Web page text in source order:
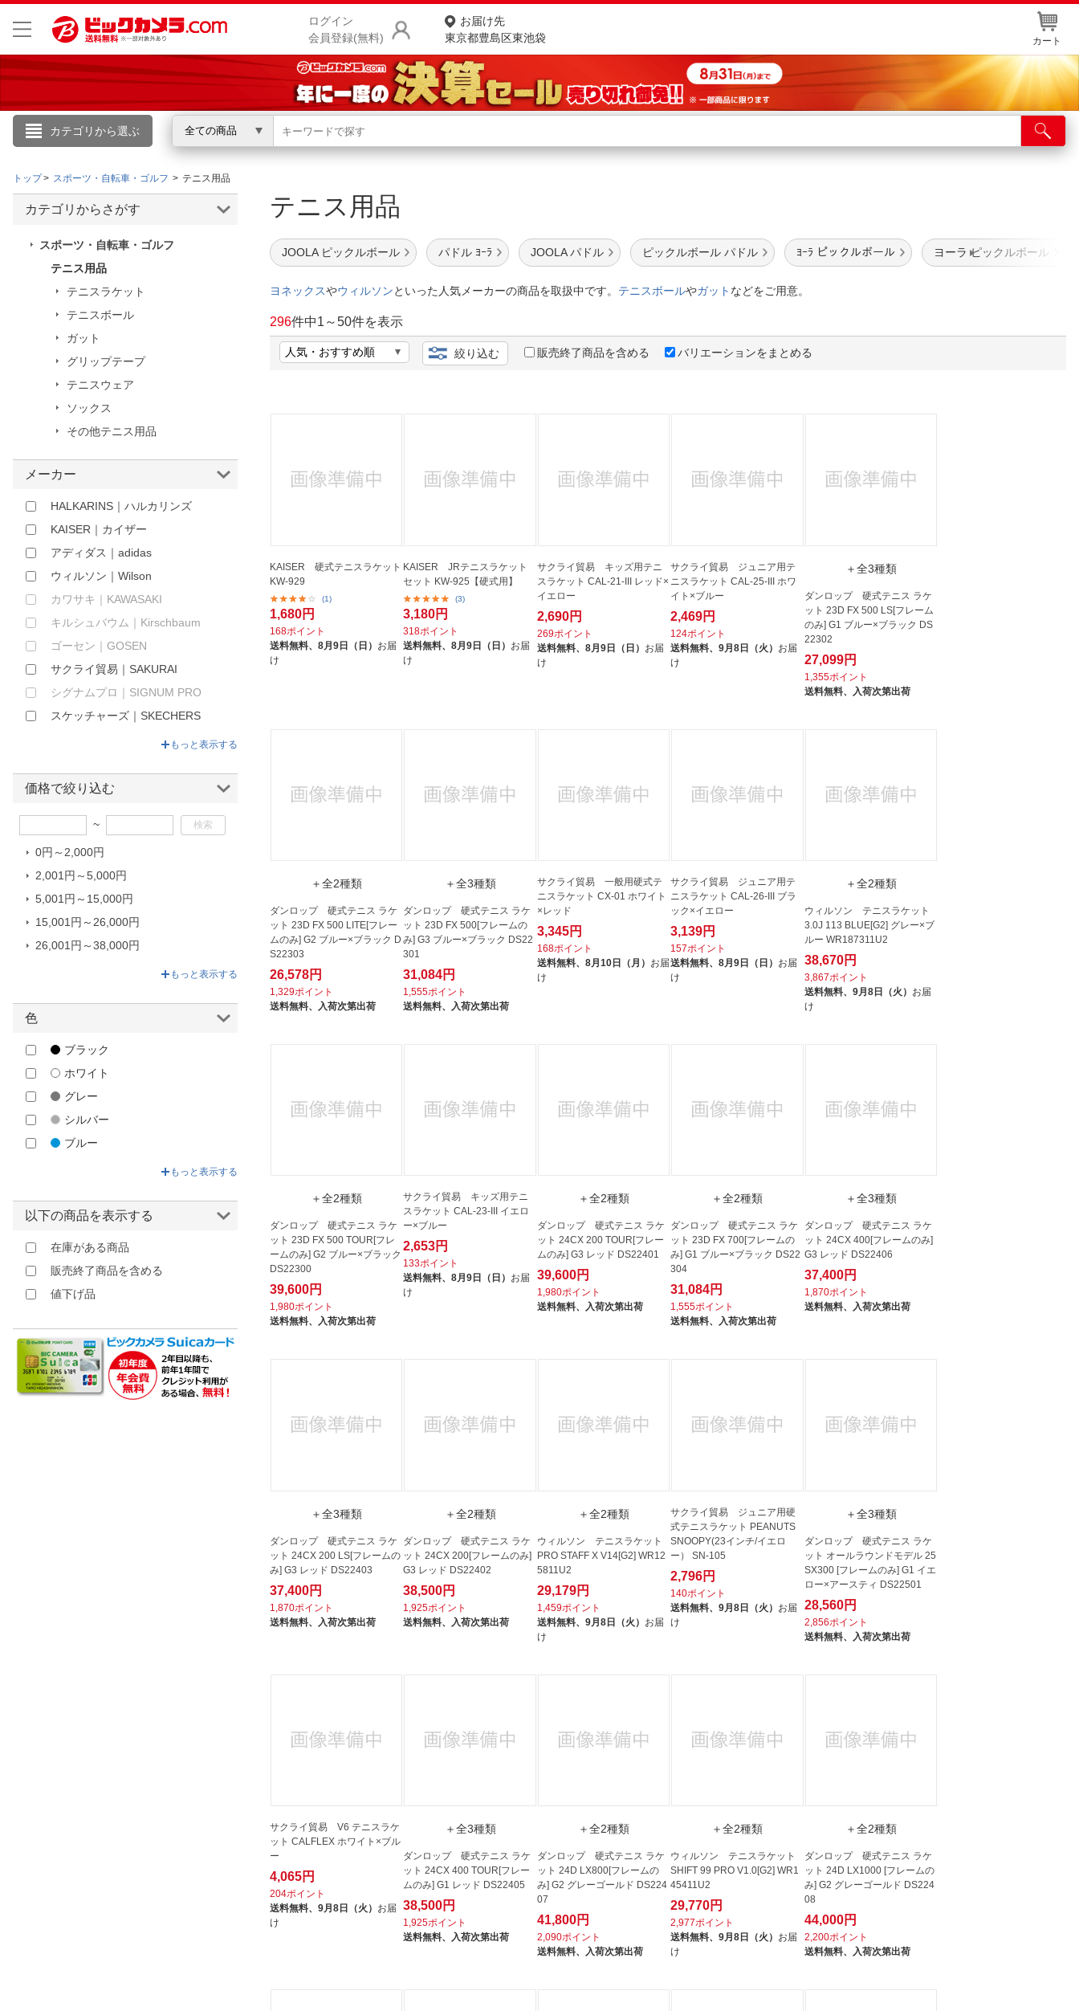
ログイン
会員登録(無料)
お届け先
東京都豊島区東池袋
カート
カテゴリから選ぶ 全ての商品
こんにちは
ログイン
会員メニュー
お買いもの履歴
ほしいもの
お客様サポート
ご利用ガイド
よくある質問・お問合せ
店舗情報・店舗一覧
法人窓口
English / 中文
トップ スポーツ・自転車・ゴルフ テニス用品
テニス用品
JOOLA ピックルボール パドル ﾖｰﾗ JOOLA パドル ピックルボール パドル ﾖｰﾗ ピックルボール ヨーラ ピックルボール
ヨネックスやウィルソンといった人気メーカーの商品を取扱中です。 テニスボールやガット などをご用意。
296件中1 ～50件を表示
絞り込む 販売終了商品を含める バリエーションをまとめる
KAISER 硬式テニスラケット
KW-929
(1)
1,680円
168ポイント
送料無料、 8月9日（日） お届
け
KAISER JRテニスラケット
セット KW-925【硬式用】
(3)
3,180円
318ポイント
送料無料、8月9日（日） お届
け
サクライ貿易 キッズ用テニ
スラケット CAL-21-III レッド×
イエロー
2,690円
269ポイント
送料無料、 8月9日（日） お届
け
サクライ貿易 ジュニア用テ
ニスラケット CAL-25-III ホワ
イト×ブルー
2,469円
124ポイント
送料無料、9月8日（火） お届
け
＋全3種類
ダンロップ 硬式テニス ラケ
ット 23D FX 500 LS[フレーム
のみ] G1 ブルー×ブラック DS
22302
27,099円
1,355ポイント
送料無料、
入荷次第出荷
＋全2種類
ダンロップ 硬式テニス ラケ
ット 23D FX 500 LITE[フレー
ムのみ] G2 ブルー×ブラック D
S22303
26,578円
1,329ポイント
送料無料、 入荷次第出荷
＋全3種類
ダンロップ 硬式テニス ラケ
ット 23D FX 500[フレームの
み] G3 ブルー×ブラック DS22
301
31,084円
1,555ポイント
送料無料、 入荷次第出荷
サクライ貿易 一般用硬式テ
ニスラケット CX-01 ホワイト
×レッド
3,345円
168ポイント
送料無料、 8月10日（月） お届
け
サクライ貿易 ジュニア用テ
ニスラケット CAL-26-III ブラ
ック×イエロー
3,139円
157ポイント
送料無料、8月9日（日） お届
け
＋全2種類
ウィルソン テニスラケット
3.0J 113 BLUE[G2] グレー×ブ
ルー WR187311U2
38,670円
3,867ポイント
送料無料、 9月8日（火） お届
け
＋全2種類
ダンロップ 硬式テニス ラケ
ット 23D FX 500 TOUR[フレ
ームのみ] G2 ブルー×ブラック
DS22300
39,600円
1,980ポイント
送料無料、 入荷次第出荷
サクライ貿易 キッズ用テニ
スラケット CAL-23-III イエロ
ー×ブルー
2,653円
133ポイント
送料無料、8月9日（日） お届
け
＋全2種類
ダンロップ 硬式テニス ラケ
ット 24CX 200 TOUR[フレー
ムのみ] G3 レッド DS22401
39,600円
1,980ポイント
送料無料、 入荷次第出荷
＋全2種類
ダンロップ 硬式テニス ラケ
ット 23D FX 700[フレームの
み] G1 ブルー×ブラック DS22
304
31,084円
1,555ポイント
送料無料、 入荷次第出荷
＋全3種類
ダンロップ 硬式テニス ラケ
ット 24CX 400[フレームのみ]
G3 レッド DS22406
37,400円
1,870ポイント
送料無料、
入荷次第出荷
＋全3種類
ダンロップ 硬式テニス ラケ
ット 24CX 200 LS[フレームの
み] G3 レッド DS22403
37,400円
1,870ポイント
送料無料、
入荷次第出荷
＋全2種類
ダンロップ 硬式テニス ラケ
ット 24CX 200[フレームのみ]
G3 レッド DS22402
38,500円
1,925ポイント
送料無料、
入荷次第出荷
＋全2種類
ウィルソン テニスラケット
PRO STAFF X V14[G2] WR12
5811U2
29,179円
1,459ポイント
送料無料、 9月8日（火） お届
け
サクライ貿易 ジュニア用硬
式テニスラケット PEANUTS
SNOOPY(23インチ/イエロ
ー） SN-105
2,796円
140ポイント
送料無料、9月8日（火） お届
け
＋全3種類
ダンロップ 硬式テニス ラケ
ット オールラウンドモデル 25
SX300 [フレームのみ] G1 イエ
ロー×アースティ DS22501
28,560円
2,856ポイント
送料無料、
入荷次第出荷
サクライ貿易 V6 テニスラケ
ット CALFLEX ホワイト×ブル
ー
4,065円
204ポイント
送料無料、 9月8日（火） お届
け
＋全3種類
ダンロップ 硬式テニス ラケ
ット 24CX 400 TOUR[フレー
ムのみ] G1 レッド DS22405
38,500円
1,925ポイント
送料無料、 入荷次第出荷
＋全2種類
ダンロップ 硬式テニス ラケ
ット 24D LX800[フレームの
み] G2 グレーゴールド DS224
07
41,800円
2,090ポイント
送料無料、 入荷次第出荷
＋全2種類
ウィルソン テニスラケット
SHIFT 99 PRO V1.0[G2] WR1
45411U2
29,770円
2,977ポイント
送料無料、9月8日（火） お届
け
＋全2種類
ダンロップ 硬式テニス ラケ
ット 24D LX1000 [フレームの
み] G2 グレーゴールド DS224
08
44,000円
2,200ポイント
送料無料、
入荷次第出荷
カテゴリからさがす
スポーツ・自転車・ゴルフ
テニス用品
テニスラケット
テニスボール
ガット
グリップテープ
テニスウェア
ソックス
その他テニス用品
メーカー
HALKARINS｜ハルカリンズ
KAISER｜カイザー
アディダス｜adidas
ウィルソン｜Wilson
カワサキ｜KAWASAKI
キルシュバウム｜Kirschbaum
ゴーセン｜GOSEN
サクライ貿易｜SAKURAI
シグナムプロ｜SIGNUM PRO
スケッチャーズ｜SKECHERS
ナガセケンコー｜NAGASE
バボラ｜Babolat
フランクリン｜Franklin
ブリヂストン｜BRIDGESTONE
プリンス｜prince
ユニックス｜UNIX
ヨネックス｜YONEX
もっと表示する
価格で絞り込む
~
0円～2,000円
2,001円～5,000円
5,001円～15,000円
15,001円～26,000円
26,001円～38,000円
もっと表示する
色
ブラック
ホワイト
グレー
シルバー
ブルー
イエロー
パープル
クリア
その他
もっと表示する
以下の商品を表示する
在庫がある商品
販売終了商品を含める
値下げ品